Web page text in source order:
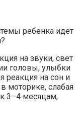
ребенка идет
на звуки, свет
головы, улыбки
реакция на сон и
моторике, слабая
к 3–4 месяцам,